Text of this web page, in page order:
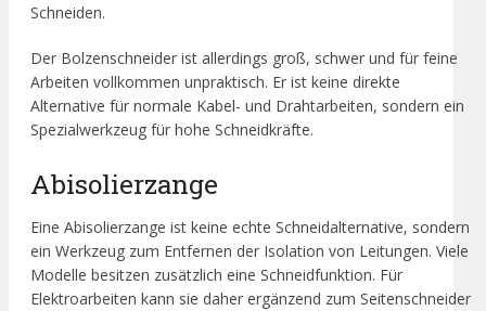
Schneiden.
Der Bolzenschneider ist allerdings groß, schwer und für feine
Arbeiten vollkommen unpraktisch. Er ist keine direkte
Alternative für normale Kabel- und Drahtarbeiten, sondern ein
Spezialwerkzeug für hohe Schneidkräfte.
Abisolierzange
Eine Abisolierzange ist keine echte Schneidalternative, sondern
ein Werkzeug zum Entfernen der Isolation von Leitungen. Viele
Modelle besitzen zusätzlich eine Schneidfunktion. Für
Elektroarbeiten kann sie daher ergänzend zum Seitenschneider